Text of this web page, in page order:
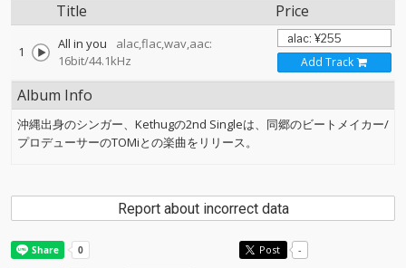
Title Price
1 All in you
alac,flac,wav,aac:
16bit/44.1kHz
Add Track
Album Info
沖縄出身のシンガー、Kethugの2nd Singleは、同郷のビートメイカー/
プロデューサーのTOMiとの楽曲をリリース。
Report about incorrect data
Post -